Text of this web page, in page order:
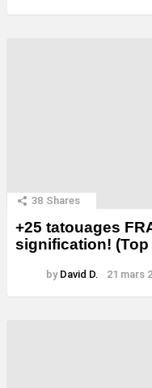
38 Shares
+25 tatouages
signification! (Top
by David D. 21 mars